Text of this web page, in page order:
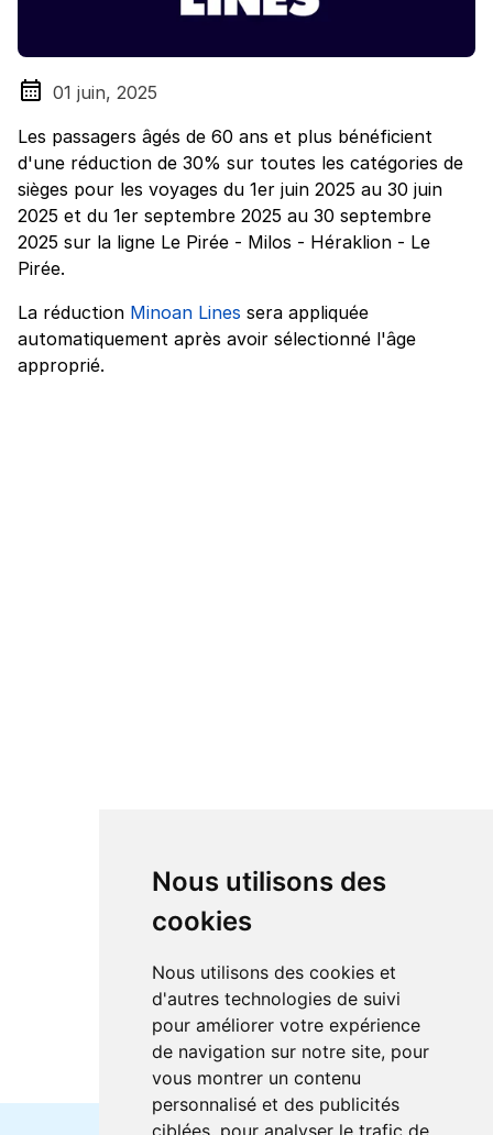
Nous utilisons des
cookies
Nous utilisons des cookies et
d'autres technologies de suivi
pour améliorer votre expérience
de navigation sur notre site, pour
vous montrer un contenu
personnalisé et des publicités
ciblées, pour analyser le trafic de
01 juin, 2025
Les passagers âgés de 60 ans et plus bénéficient
d'une réduction de 30% sur toutes les catégories de
sièges pour les voyages du 1er juin 2025 au 30 juin
2025 et du 1er septembre 2025 au 30 septembre
2025 sur la ligne Le Pirée - Milos - Héraklion - Le
Pirée.
La réduction Minoan Lines sera appliquée
automatiquement après avoir sélectionné l'âge
approprié.